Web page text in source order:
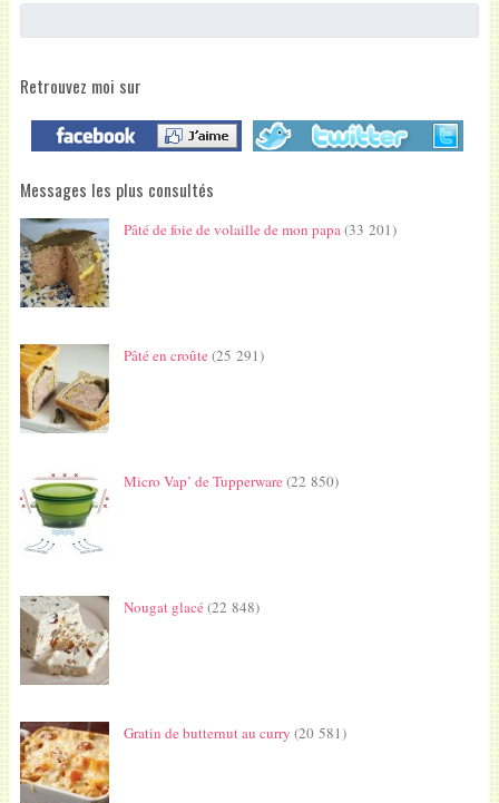
Retrouvez moi sur
Messages les plus consultés
Pâté de foie de volaille de mon papa(33 201)
Pâté en croûte(25 291)
Micro Vap’ de Tupperware(22 850)
Nougat glacé(22 848)
Gratin de butternut au curry (20 581)